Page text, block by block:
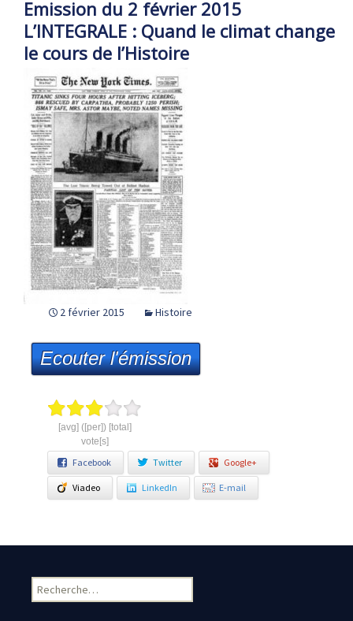
Emission du 2 février 2015
L’INTEGRALE : Quand le climat change
le cours de l’Histoire
2 février 2015 Histoire
Ecouter l'émission
[avg] ([per]) [total]
vote[s]
Facebook Twitter Google+
Viadeo LinkedIn E-mail
Rechercher :